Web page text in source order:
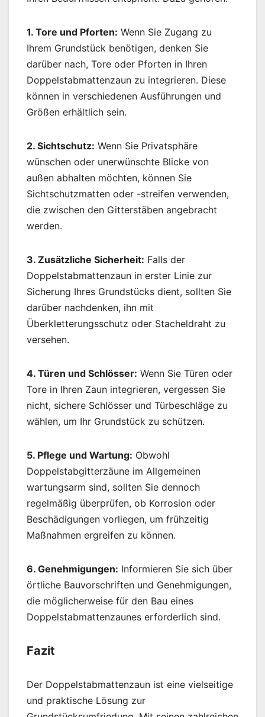
1. Tore und Pforten: Wenn Sie Zugang zu
Ihrem Grundstück benötigen, denken Sie
darüber nach, Tore oder Pforten in Ihren
Doppelstabmattenzaun zu integrieren. Diese
können in verschiedenen Ausführungen und
Größen erhältlich sein.
2. Sichtschutz: Wenn Sie Privatsphäre
wünschen oder unerwünschte Blicke von
außen abhalten möchten, können Sie
Sichtschutzmatten oder -streifen verwenden,
die zwischen den Gitterstäben angebracht
werden.
3. Zusätzliche Sicherheit: Falls der
Doppelstabmattenzaun in erster Linie zur
Sicherung Ihres Grundstücks dient, sollten Sie
darüber nachdenken, ihn mit
Überkletterungsschutz oder Stacheldraht zu
versehen.
4. Türen und Schlösser: Wenn Sie Türen oder
Tore in Ihren Zaun integrieren, vergessen Sie
nicht, sichere Schlösser und Türbeschläge zu
wählen, um Ihr Grundstück zu schützen.
5. Pflege und Wartung: Obwohl
Doppelstabgitterzäune im Allgemeinen
wartungsarm sind, sollten Sie dennoch
regelmäßig überprüfen, ob Korrosion oder
Beschädigungen vorliegen, um frühzeitig
Maßnahmen ergreifen zu können.
6. Genehmigungen: Informieren Sie sich über
örtliche Bauvorschriften und Genehmigungen,
die möglicherweise für den Bau eines
Doppelstabmattenzaunes erforderlich sind.
Fazit
Der Doppelstabmattenzaun ist eine vielseitige
und praktische Lösung zur